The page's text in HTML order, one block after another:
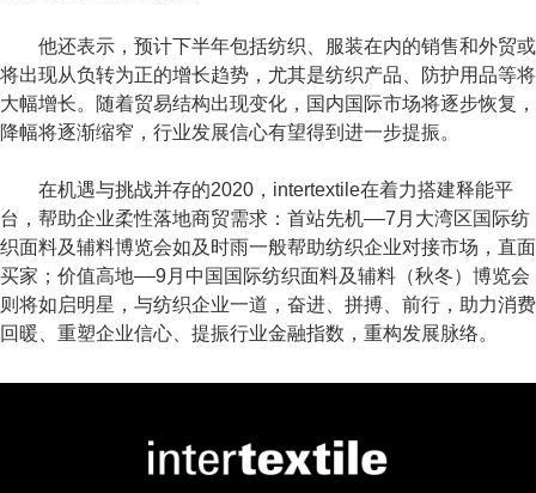
他还表示，预计下半年包括纺织、服装在内的销售和外贸或
将出现从负转为正的增长趋势，尤其是纺织产品、防护用品等将
大幅增长。随着贸易结构出现变化，国内国际市场将逐步恢复，
降幅将逐渐缩窄，行业发展信心有望得到进一步提振。
在机遇与挑战并存的2020，intertextile在着力搭建释能平
台，帮助企业柔性落地商贸需求：首站先机––7月大湾区国际纺
织面料及辅料博览会如及时雨一般帮助纺织企业对接市场，直面
买家；价值高地––9月 中国国际纺织面料及辅料（秋冬）博览会
则将如启明星，与纺织企业一道，奋进、拼搏、前行，助力消费
回暖、重塑企业信心、提振行业金融指数，重构发展脉络。